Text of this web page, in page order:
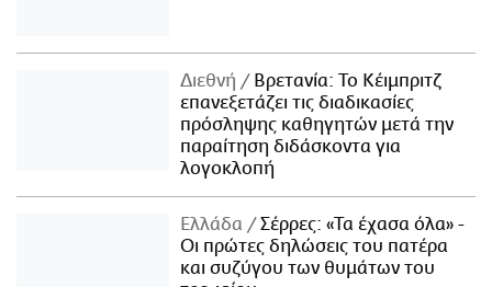
Διεθνή
Βρετανία: Το Κέιμπριτζ
επανεξετάζει τις διαδικασίες
πρόσληψης καθηγητών μετά την
παραίτηση διδάσκοντα για
λογοκλοπή
Ελλάδα
Σέρρες: «Τα έχασα όλα» -
Οι πρώτες δηλώσεις του πατέρα
και συζύγου των θυμάτων του